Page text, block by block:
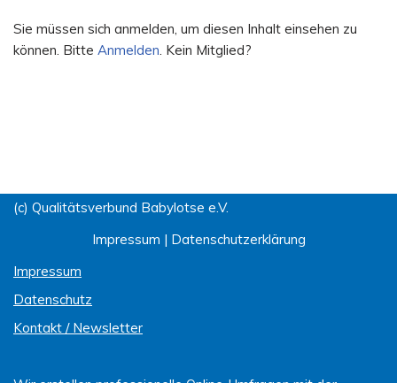
Sie müssen sich anmelden, um diesen Inhalt einsehen zu
können. Bitte Anmelden. Kein Mitglied?
(c) Qualitätsverbund Babylotse e.V.
Impressum | Datenschutzerklärung
Impressum
Datenschutz
Kontakt / Newsletter